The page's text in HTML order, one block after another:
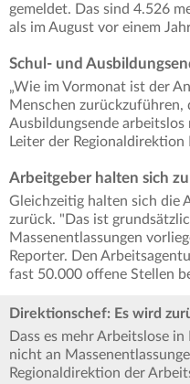
gemeldet. Das sind 4.526
als im August vor einem
Schul- und
„Wie im Vormonat ist der
Menschen zurückzuführen,
Ausbildungsende arbeitslos
Leiter der Regionaldirektion
Arbeitgeber halten sich
Gleichzeitig halten sich die
zurück. "Das ist
Massenentlassungen
Reporter. Den
fast 50.000 offene Stellen
Direktionschef: Es wird
Dass es mehr Arbeitslose
nicht an
Regionaldirektion der